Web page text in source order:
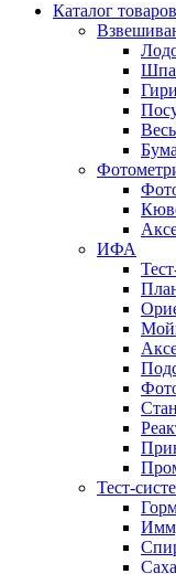
Каталог товаров
Гири
ИФА
Тест-